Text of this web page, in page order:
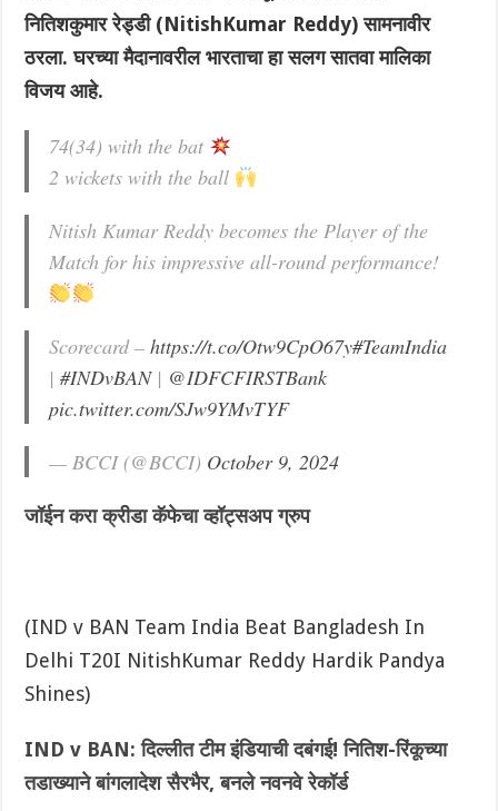
नितिशकुमार रेड्डी (NitishKumar Reddy) सामनावीर
ठरला. घरच्या मैदानावरील भारताचा हा सलग सातवा मालिका
विजय आहे.
74(34) with the bat
2 wickets with the ball
Nitish Kumar Reddy becomes the Player of the
Match for his impressive all-round performance!
Scorecard –https://t.co/Otw9CpO67y#TeamIndia
|#INDvBAN| @IDFCFIRSTBank
pic.twitter.com/SJw9YMvTYF
— BCCI (@BCCI) October 9, 2024
जॉईन करा क्रीडा कॅफेचा व्हॉट्सअप ग्रुप
(IND v BAN Team India Beat Bangladesh In
Delhi T20I NitishKumar Reddy Hardik Pandya
Shines)
IND v BAN: दिल्लीत‌ टीम इंडियाची दबंगई! नितिश-रिंकूच्या
तडाख्याने बांगलादेश सैरभैर, बनले नवनवे रेकॉर्ड